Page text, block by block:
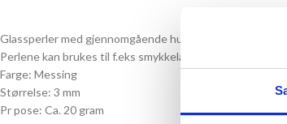
Glassperler med gjennomgående hull.
Perlene kan brukes til f.eks smykkelaging eller som
Farge: Messing
Størrelse: 3 mm
Pr pose: Ca. 20 gram